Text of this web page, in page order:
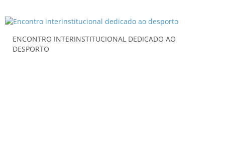
ENCONTRO INTERINSTITUCIONAL DEDICADO AO
DESPORTO